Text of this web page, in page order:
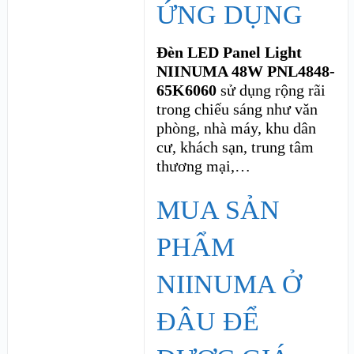
ỨNG DỤNG
Đèn LED Panel Light
NIINUMA 48W PNL4848-
65K6060 sử dụng rộng rãi
trong chiếu sáng như văn
phòng, nhà máy, khu dân
cư, khách sạn, trung tâm
thương mại,…
MUA SẢN
PHẨM
NIINUMA Ở
ĐÂU ĐỂ